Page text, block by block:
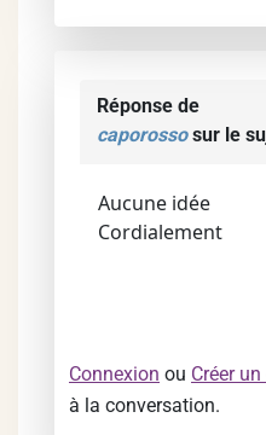
Réponse de
caporossosur le
Aucune idée
Cordialement
Connexion ou Créer
à la conversation.